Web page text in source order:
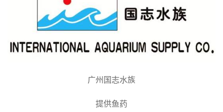
广州国志水族
提供鱼药